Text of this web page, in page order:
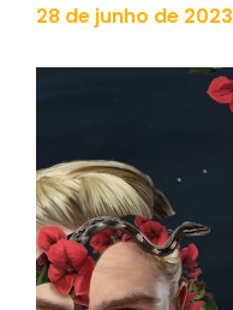
28 de junho de 2023